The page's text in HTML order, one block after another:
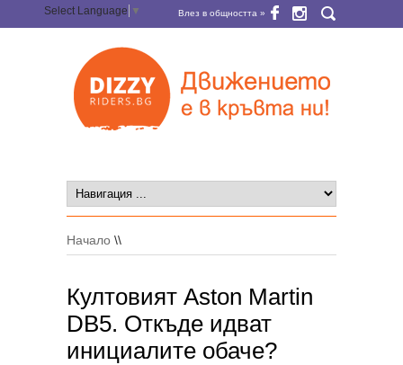
Select Language ▼ Влез в общността »
Начало \\
Култовият Aston Martin
DB5. Откъде идват
инициалите обаче?